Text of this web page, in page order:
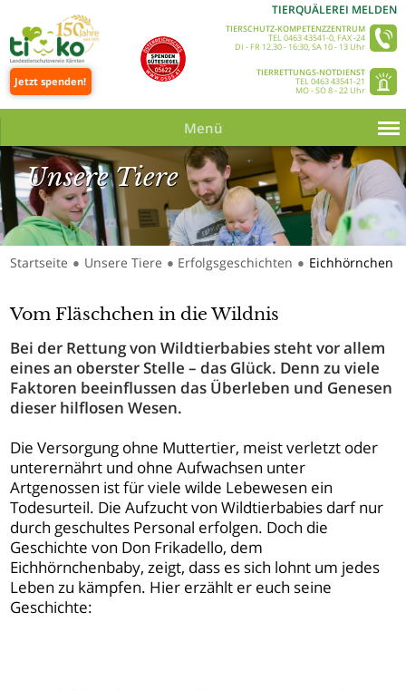
Jetzt spenden!
TIERQUÄLEREI MELDEN
TIERSCHUTZ-KOMPETENZZENTRUM
TEL 0463 43541-0, FAX -24
DI - FR 12.30 - 16:30, SA 10 - 13 Uhr
TIERRETTUNGS-NOTDIENST
TEL 0463 43541-21
MO - SO 8 - 22 Uhr
Menü
Unsere Tiere
Startseite ● Unsere Tiere ● Erfolgsgeschichten ● Eichhörnchen
Vom Fläschchen in die Wildnis
Bei der Rettung von Wildtierbabies steht vor allem
eines an oberster Stelle – das Glück. Denn zu viele
Faktoren beeinflussen das Überleben und Genesen
dieser hilflosen Wesen.
Die Versorgung ohne Muttertier, meist verletzt oder
unterernährt und ohne Aufwachsen unter
Artgenossen ist für viele wilde Lebewesen ein
Todesurteil. Die Aufzucht von Wildtierbabies darf nur
durch geschultes Personal erfolgen. Doch die
Geschichte von Don Frikadello, dem
Eichhörnchenbaby, zeigt, dass es sich lohnt um jedes
Leben zu kämpfen. Hier erzählt er euch seine
Geschichte: